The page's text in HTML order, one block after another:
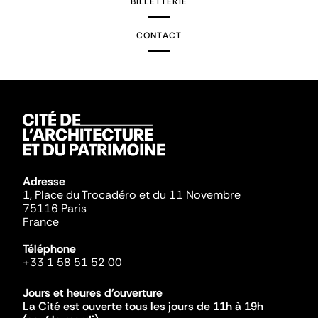
CONTACT
Adresse
1, Place du Trocadéro et du 11 Novembre
75116 Paris
France
Téléphone
+33 1 58 51 52 00
Jours et heures d'ouverture
La Cité est ouverte tous les jours de 11h à 19h